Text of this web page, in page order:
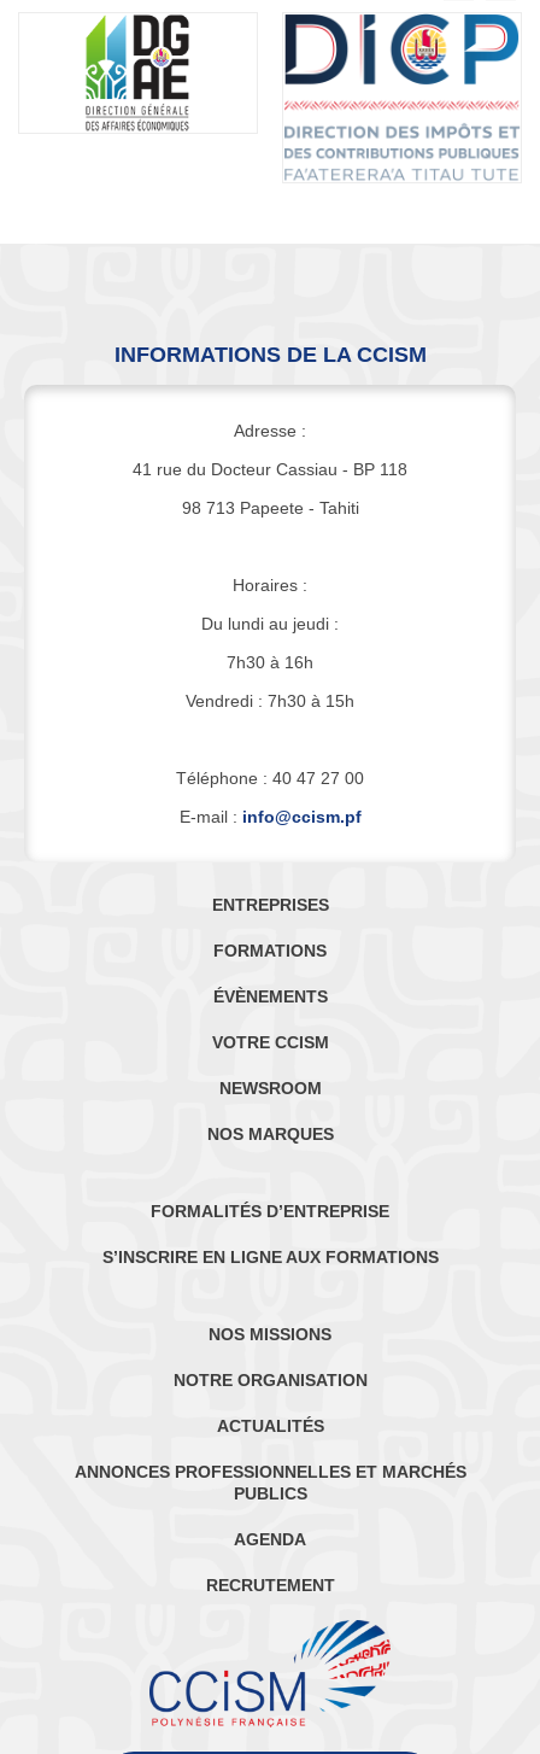
INFORMATIONS DE LA CCISM
Adresse :
41 rue du Docteur Cassiau - BP 118
98 713 Papeete - Tahiti
Horaires :
Du lundi au jeudi :
7h30 à 16h
Vendredi : 7h30 à 15h
Téléphone : 40 47 27 00
E-mail : info@ccism.pf
ENTREPRISES
FORMATIONS
ÉVÈNEMENTS
VOTRE CCISM
NEWSROOM
NOS MARQUES
FORMALITÉS D’ENTREPRISE
S’INSCRIRE EN LIGNE AUX FORMATIONS
NOS MISSIONS
NOTRE ORGANISATION
ACTUALITÉS
ANNONCES PROFESSIONNELLES ET MARCHÉS
PUBLICS
AGENDA
RECRUTEMENT